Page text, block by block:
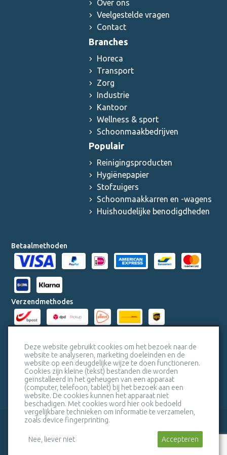
Over ons
Veelgestelde vragen
Contact
Branches
Horeca
Transport
Zorg
Industrie
Kantoor
Wellness & sport
Schoonmaakbedrijven
Populair
Reinigingsproducten
Hygiënepapier
Stofzuigers
Schoonmaakkarren en -wagens
Huishoudelijke benodigdheden
Betaalmethoden
Verzendmethodes
Veiligheidscertificaat SSL
veelgestelde vragen
algemene voorwaarden
sitemap
Deze website gebruikt cookies om het bezoek naar de
website te analyseren, marketing doeleinden en de
website op een deugdelijke wijze te doen functioneren.
Cookies zijn kleine (tekst) bestanden die worden
geïnstalleerd in het geheugen van een apparaat
(computer, telefoon, tablet) bij het bezoek aan een
website. De cookies kunnen het apparaat niet
beschadigen. Met cookies word hier ook bedoeld
vergelijkbare technieken om informatie te verzamelen,
zoals device fingerprinting.
Nee, liever niet Accepteren
Stuur een bericht